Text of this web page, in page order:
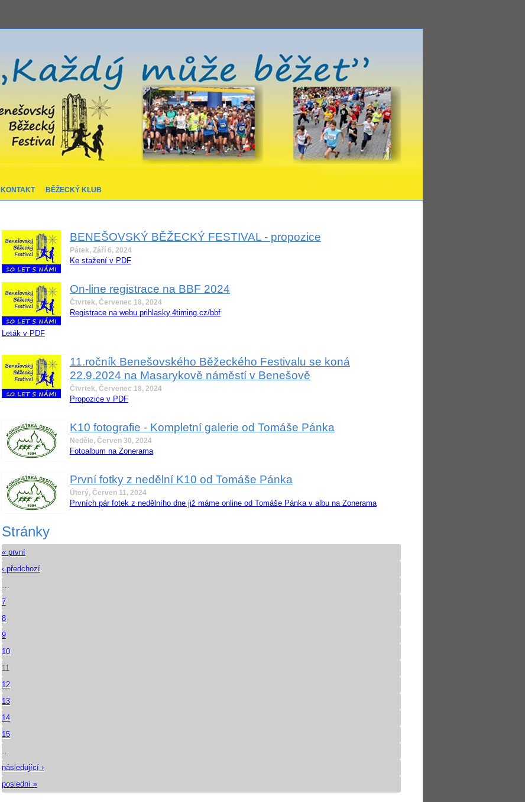
KONTAKT BĚŽECKÝ KLUB
BENEŠOVSKÝ BĚŽECKÝ FESTIVAL - propozice
Pátek, Září 6, 2024
Ke stažení v PDF
On-line registrace na BBF 2024
Čtvrtek, Červenec 18, 2024
Registrace na webu prihlasky.4timing.cz/bbf
Leták v PDF
11.ročník Benešovského Běžeckého Festivalu se koná
22.9.2024 na Masarykově náměstí v Benešově
Čtvrtek, Červenec 18, 2024
Propozice v PDF
K10 fotografie - Kompletní galerie od Tomáše Pánka
Neděle, Červen 30, 2024
Fotoalbum na Zonerama
První fotky z nedělní K10 od Tomáše Pánka
Úterý, Červen 11, 2024
Prvních pár fotek z nedělního dne již máme online od Tomáše Pánka v albu na Zonerama
Stránky
« první
‹ předchozí
7
8
9
10
11
12
13
14
15
následující ›
poslední »